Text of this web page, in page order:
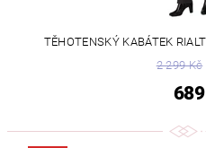
TĚHOTENSKÝ KABÁTEK
2 299 Kč